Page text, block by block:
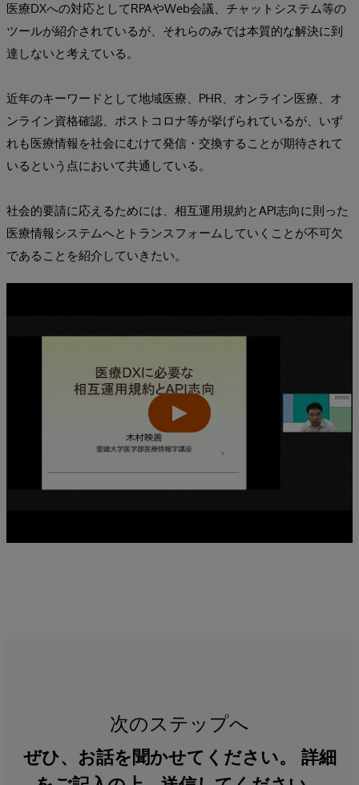
医療DXへの対応としてRPAやWeb会議、チャットシステム等の
ツールが紹介されているが、それらのみでは本質的な解決に到
達しないと考えている。
近年のキーワードとして地域医療、PHR、オンライン医療、オ
ンライン資格確認、ポストコロナ等が挙げられているが、いず
れも医療情報を社会にむけて発信・交換することが期待されて
いるという点において共通している。
社会的要請に応えるためには、相互運用規約とAPI志向に則った
医療情報システムへとトランスフォームしていくことが不可欠
であることを紹介していきたい。
次のステップへ
ぜひ、お話を聞かせてください。 詳細